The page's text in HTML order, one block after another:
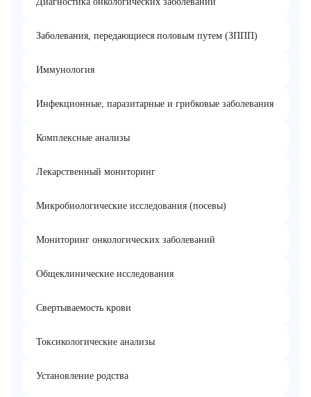
Заболевания, передающиеся половым путем (ЗППП)
Иммунология
Инфекционные, паразитарные и грибковые заболевания
Комплексные анализы
Лекарственный мониторинг
Микробиологические исследования (посевы)
Мониторинг онкологических заболеваний
Общеклинические исследования
Свертываемость крови
Токсикологические анализы
Установление родства